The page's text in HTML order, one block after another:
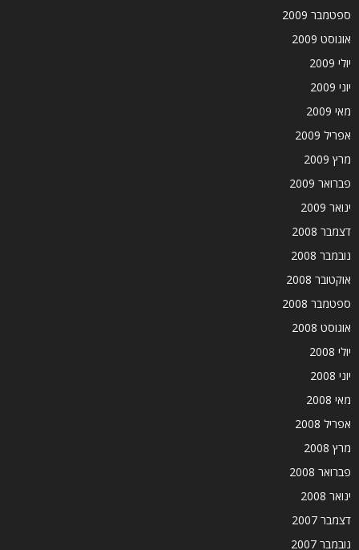
ספטמבר 2009
אוגוסט 2009
יולי 2009
יוני 2009
מאי 2009
אפריל 2009
מרץ 2009
פברואר 2009
ינואר 2009
דצמבר 2008
נובמבר 2008
אוקטובר 2008
ספטמבר 2008
אוגוסט 2008
יולי 2008
יוני 2008
מאי 2008
אפריל 2008
מרץ 2008
פברואר 2008
ינואר 2008
דצמבר 2007
נובמבר 2007